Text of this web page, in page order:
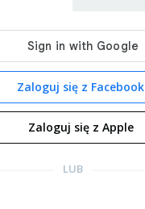
Zaloguj się z Facebook
Zaloguj się z Apple
LUB